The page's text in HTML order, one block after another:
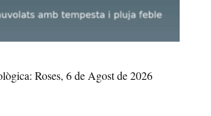
Roses, 6 de Agost de 2026